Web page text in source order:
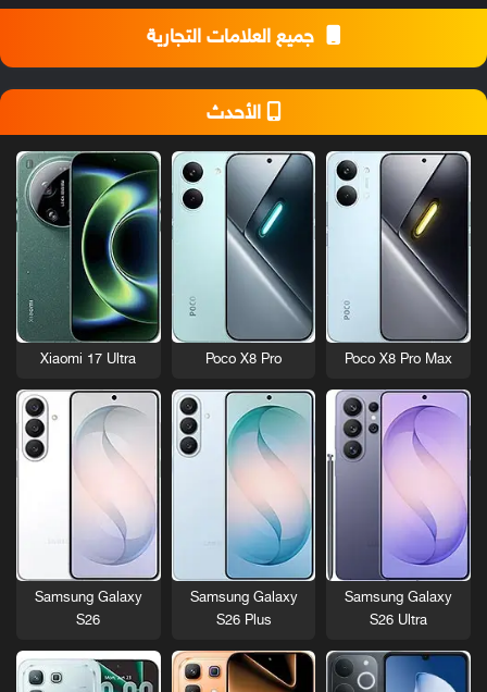
جميع العلامات التجارية
الأحدث
Poco X8 Pro Max
Poco X8 Pro
Xiaomi 17 Ultra
Samsung Galaxy
S26 Ultra
Samsung Galaxy
S26 Plus
Samsung Galaxy
S26